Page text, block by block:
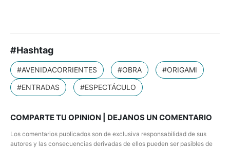
#Hashtag
#AVENIDACORRIENTES #OBRA
#ORIGAMI
#ENTRADAS
#ESPECTÁCULO
COMPARTE TU OPINION | DEJANOS UN COMENTARIO
Los comentarios publicados son de exclusiva responsabilidad de sus
autores y las consecuencias derivadas de ellos pueden ser pasibles de